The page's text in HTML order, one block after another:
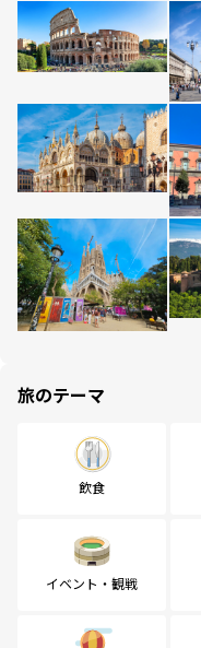
旅のテーマ
飲食
イベント・観戦